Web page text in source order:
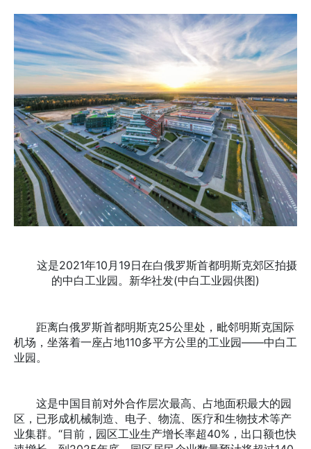
这是2021年10月19日在白俄罗斯首都明斯克郊区拍摄
的中白工业园。新华社发(中白工业园供图)
距离白俄罗斯首都明斯克25公里处，毗邻明斯克国际
机场，坐落着一座占地110多平方公里的工业园——中白工
业园。
这是中国目前对外合作层次最高、占地面积最大的园
区，已形成机械制造、电子、物流、医疗和生物技术等产
业集群。“目前，园区工业生产增长率超40%，出口额也快